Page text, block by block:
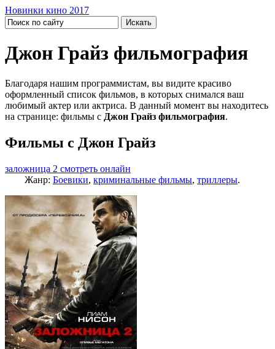
Новинки кино 2017
Джон Грайз фильмография
Благодаря нашим программистам, вы видите красиво
оформленный список фильмов, в которых снимался ваш
любимый актер или актриса. В данный момент вы находитесь
на странице: фильмы с Джон Грайз фильмография.
Фильмы с Джон Грайз
заложница 2 смотреть онлайн
Жанр: Боевики, криминальные фильмы, триллеры.